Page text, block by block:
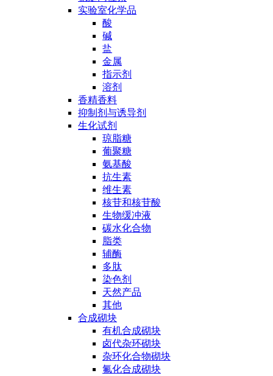
实验室化学品
酸
碱
盐
金属
指示剂
溶剂
香精香料
抑制剂与诱导剂
生化试剂
琼脂糖
葡聚糖
氨基酸
抗生素
维生素
核苷和核苷酸
生物缓冲液
碳水化合物
脂类
辅酶
多肽
染色剂
天然产品
其他
合成砌块
有机合成砌块
卤代杂环砌块
杂环化合物砌块
氟化合成砌块